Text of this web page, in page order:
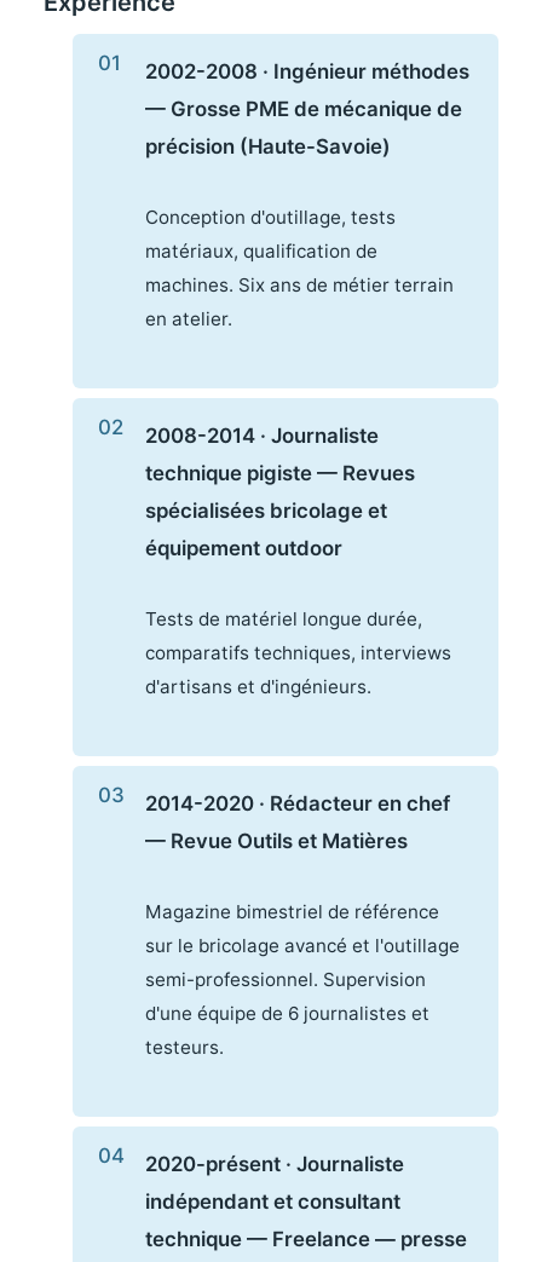
2002-2008 · Ingénieur méthodes
— Grosse PME de mécanique de
précision (Haute-Savoie)
Conception d'outillage, tests
matériaux, qualification de
machines. Six ans de métier terrain
en atelier.
2008-2014 · Journaliste
technique pigiste — Revues
spécialisées bricolage et
équipement outdoor
Tests de matériel longue durée,
comparatifs techniques, interviews
d'artisans et d'ingénieurs.
2014-2020 · Rédacteur en chef
— Revue Outils et Matières
Magazine bimestriel de référence
sur le bricolage avancé et l'outillage
semi-professionnel. Supervision
d'une équipe de 6 journalistes et
testeurs.
2020-présent · Journaliste
indépendant et consultant
technique — Freelance — presse